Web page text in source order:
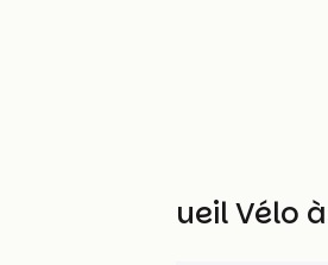
Autres Accueil Vélo